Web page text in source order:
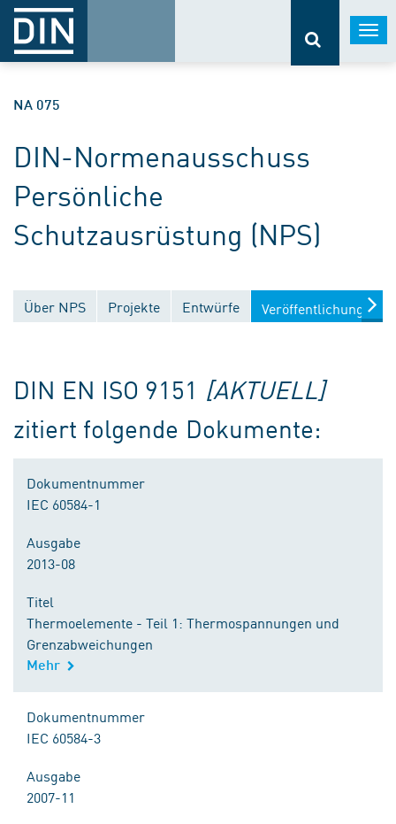
NA 075
DIN-Normenausschuss
Persönliche
Schutzausrüstung (NPS)
Über NPS Projekte Entwürfe Veröffentlichungen
DIN EN ISO 9151 [AKTUELL]
zitiert folgende Dokumente:
Dokumentnummer
IEC 60584-1
Ausgabe
2013-08
Titel
Thermoelemente - Teil 1: Thermospannungen und
Grenzabweichungen
Mehr
Dokumentnummer
IEC 60584-3
Ausgabe
2007-11